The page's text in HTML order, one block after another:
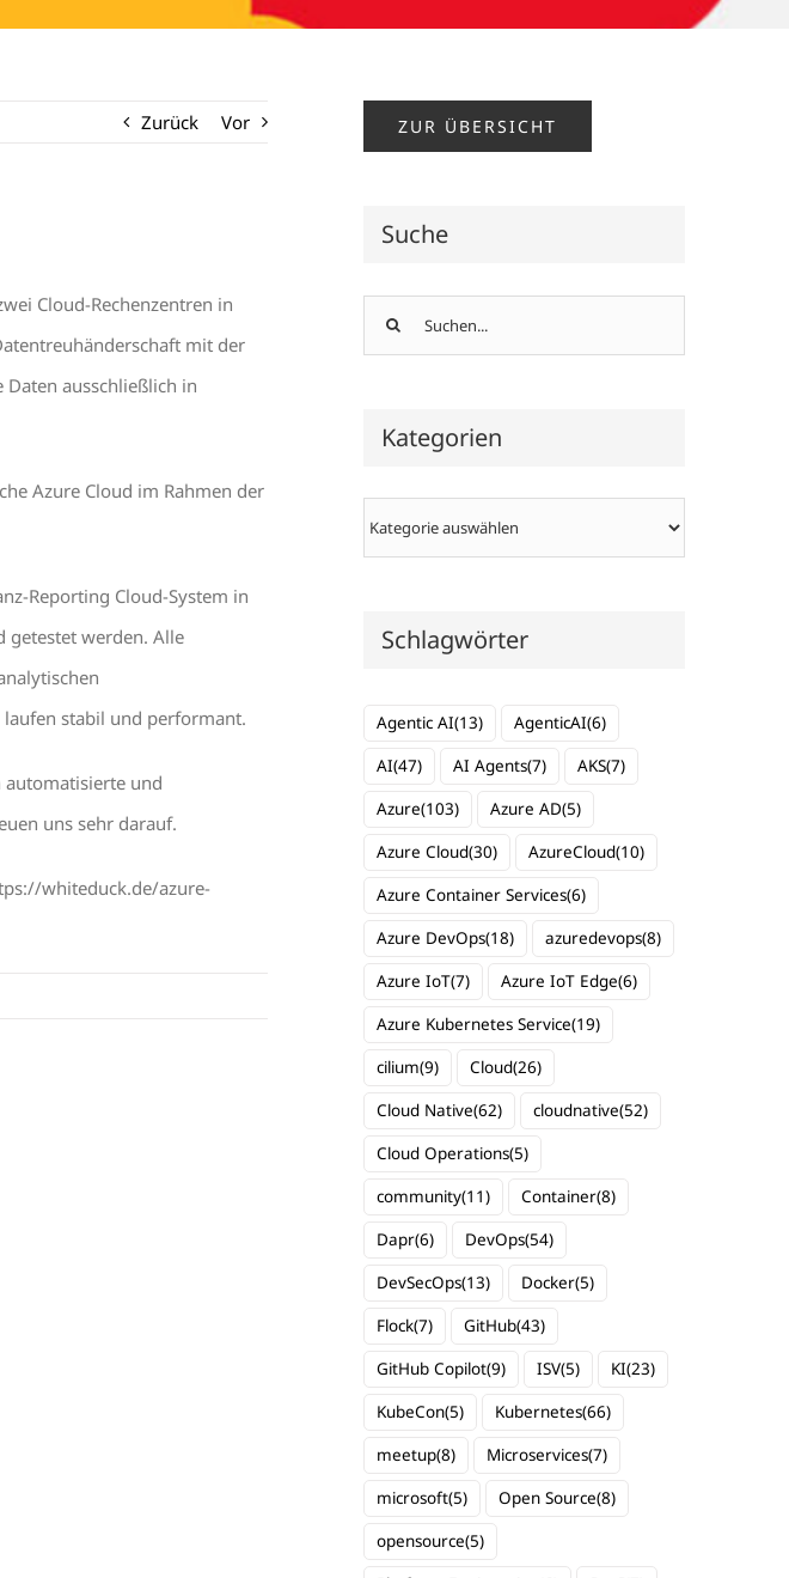
Zurück Vor
Cloud-Rechenzentren in
mit der
Daten ausschließlich in
Azure Cloud im Rahmen der
Reporting Cloud-System in
getestet werden. Alle
stabil und performant.
und
uns sehr darauf.
whiteduck.de/azure-
ZUR ÜBERSICHT
Suche
Suche
nach:
Kategorien
Kategorien
Schlagwörter
Agentic AI(13) AgenticAI(6)
AI(47) AI Agents(7) AKS(7)
Azure(103) Azure AD(5)
Azure Cloud(30) AzureCloud(10)
Azure Container Services(6)
Azure DevOps(18) azuredevops(8)
Azure IoT(7) Azure IoT Edge(6)
Azure Kubernetes Service(19)
cilium(9) Cloud(26)
Cloud Native(62) cloudnative(52)
Cloud Operations(5)
community(11) Container(8)
Dapr(6) DevOps(54)
DevSecOps(13) Docker(5)
Flock(7) GitHub(43)
GitHub Copilot(9) ISV(5) KI(23)
KubeCon(5) Kubernetes(66)
meetup(8) Microservices(7)
microsoft(5) Open Source(8)
opensource(5)